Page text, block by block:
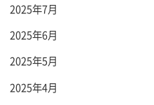
2025年7月
2025年6月
2025年5月
2025年4月